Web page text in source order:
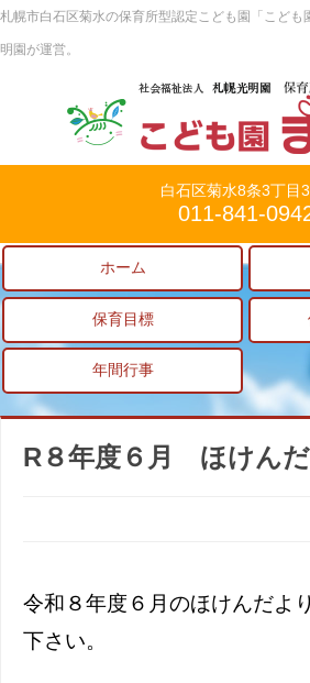
札幌市白石区菊水の保育所型認定こども園「こども
明園が運営。
白石区菊水8条3丁目
011-841-
ホーム
保育目標
年間行事
R８年度６月 ほけんだ
令和８年度６月のほけんだよ
下さい。